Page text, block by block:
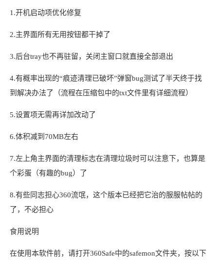
1.开机启动项优化修复
2.主界面所有无用按钮都干掉了
3.后台tray也不再驻留，关闭主窗口就直接全部退出
4.有概率出现的“痕迹清理已破坏”弹窗bug测试了半天终于找
到解决办法了（流程在压缩包中的txt文件里有详细流程）
5.设置项无需再详加改动了
6.体积减到70MB左右
7.左上角主界面的清理标志在清理垃圾时可以注意下，也算是
个彩蛋（有趣的bug）了
8.有些同志担心360流氓，这个版本已经把它治的服服帖帖的
了，不必担心
食用说明
在使用本软件前，请打开360Safe中的safemon文件夹，按以下